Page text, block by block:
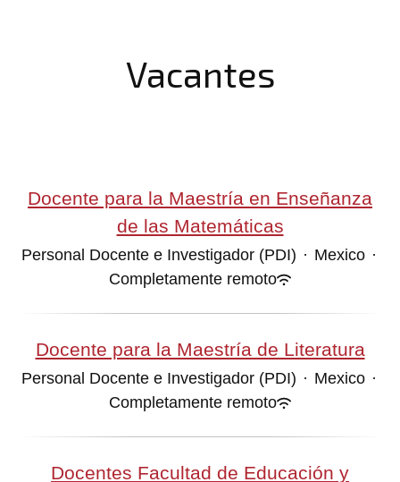
Vacantes
Docente para la Maestría en Enseñanza
de las Matemáticas
Personal Docente e Investigador (PDI) · Mexico ·
Completamente remoto
Docente para la Maestría de Literatura
Personal Docente e Investigador (PDI) · Mexico ·
Completamente remoto
Docentes Facultad de Educación y